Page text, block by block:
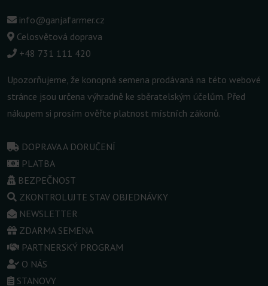
info@ganjafarmer.cz
Celosvětová doprava
+48 731 111 420
Upozorňujeme, že konopná semena prodávaná na této webové
stránce jsou určena výhradně ke sběratelským účelům. Před
nákupem si prosím ověřte platnost místních zákonů.
DOPRAVA A DORUČENÍ
PLATBA
BEZPEČNOST
ZKONTROLUJTE STAV OBJEDNÁVKY
NEWSLETTER
ZDARMA SEMENA
PARTNERSKÝ PROGRAM
O NÁS
STANOVY